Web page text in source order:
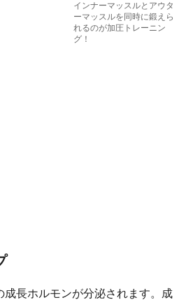
インナーマッスルとアウタ
ーマッスルを同時に鍛えら
れるのが加圧トレーニン
グ！
長ホルモンが分泌されます。成